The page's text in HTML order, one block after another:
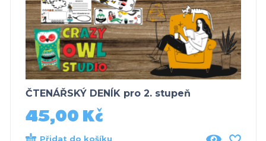
ČTENÁŘSKÝ DENÍK pro 2. stupeň
45,00 Kč
Přidat do košíku